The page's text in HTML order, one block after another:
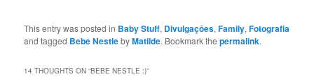
This entry was posted in Baby Stuff, Divulgaçōes,Family,Fotografia
and tagged Bebe NestlebyMatilde. Bookmark thepermalink.
14 THOUGHTS ON “BEBE NESTLE :)”